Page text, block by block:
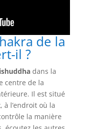
de la
il ?
dans la
centre de la
Il est situé
à l’endroit où la
la manière